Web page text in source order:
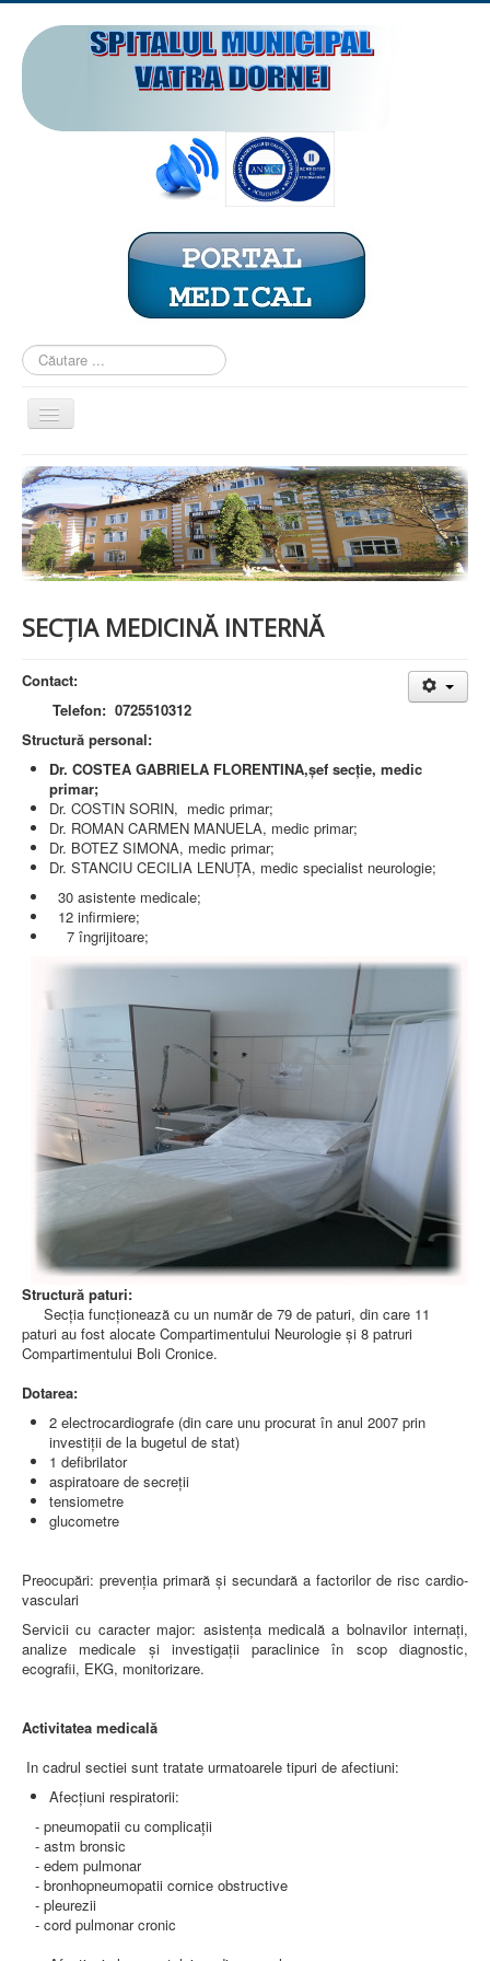
Căutare
...
Comută
navigarea
PREZENTARE
PREZENTARE SPITAL
ISTORIE
ACREDITĂRI/CERTIFICĂRI
CERTIFICAT ACREDITARE SPITAL
STRUCTURA SPITALULUI
SECŢIA OBSTETRICĂ GINECOLOGIE
SECŢIA BOLI INFECŢIOASE
COMPARTIMENT PEDIATRIE
COMPARTIMENTUL DE PRIMIRE URGENȚE (CPU)
LABORATOARE
LABORATOR DE RADIOLOGIE ŞI IMAGISTICĂ
MEDICALĂ
BLOC STERILIZARE
APARAT FUNCŢIONAL
DISPENSAR DE PNEUMOFTIZIOLOGIE (TBC)
AMBULATORIU INTEGRAT
CABINET PNEUMOLGIE
AMBULATOR OBSTETRICĂ GINECOLOGIE
AMBULATOR ORTOPEDIE ȘI TRAUMATOLOGIE
AMBULATOR MEDICINĂ INTERNĂ
AMBULATOR NEUROLOGIE
AMBULATOR PEDIATRIE
AMBULATOR ÎNGRIJIRI PALIATIVE
MANAGEMENT
PROIECT DE MANAGEMENT 2026
PLAN STRATEGIC 2021 - 2025
PROIECT DE MANAGEMENT 2021
PROIECT DE MANAGEMENT 2017
CONSILIUL DE ADMINISTRAŢIE
COMITET DIRECTOR
DECLARATIE MANAGER PRIVIND IMPLEMENTAREA
SISTEMULUI DE CALITATE 2019
PLAN MANAGEMENT
INTEGRITATE
ADMINISTRATIV
RESURSE UMANE
JURIDIC
LEGISLAȚIE
ECONOMIC
ACHIZIŢII PUBLICE
CONTRACTE C.A.S.
CONTRACTE PROGRAME NAȚIONALE
CONSILIU DE ETICĂ
CONTACT
INFORMAŢII CONTACT
REGULI ACCES MASS-MEDIA
ORAR AUDIENŢE
COMUNICATE
HARTĂ SITE
PROGRAMARE ONLINE
SECŢIA MEDICINĂ INTERNĂ
Contact:
Telefon: 0725510312
Structură personal:
Dr. COSTEA GABRIELA FLORENTINA,şef secţie, medic
primar;
Dr. COSTIN SORIN, medic primar;
Dr. ROMAN CARMEN MANUELA, medic primar;
Dr. BOTEZ SIMONA, medic primar;
Dr. STANCIU CECILIA LENUȚA, medic specialist neurologie;
30 asistente medicale;
12 infirmiere;
7 îngrijitoare;
Structură paturi:
Secţia funcţionează cu un număr de 79 de paturi, din care 11
paturi au fost alocate Compartimentului Neurologie și 8 patruri
Compartimentului Boli Cronice.
Dotarea:
2 electrocardiografe (din care unu procurat în anul 2007 prin
investiţii de la bugetul de stat)
1 defibrilator
aspiratoare de secreţii
tensiometre
glucometre
Preocupări: prevenția primară și secundară a factorilor de risc cardio-
vasculari
Servicii cu caracter major: asistența medicală a bolnavilor internați,
analize medicale și investigații paraclinice în scop diagnostic,
ecografii, EKG, monitorizare.
Activitatea medicală
In cadrul sectiei sunt tratate urmatoarele tipuri de afectiuni:
Afecţiuni respiratorii:
- pneumopatii cu complicaţii
- astm bronsic
- edem pulmonar
- bronhopneumopatii cornice obstructive
- pleurezii
- cord pulmonar cronic